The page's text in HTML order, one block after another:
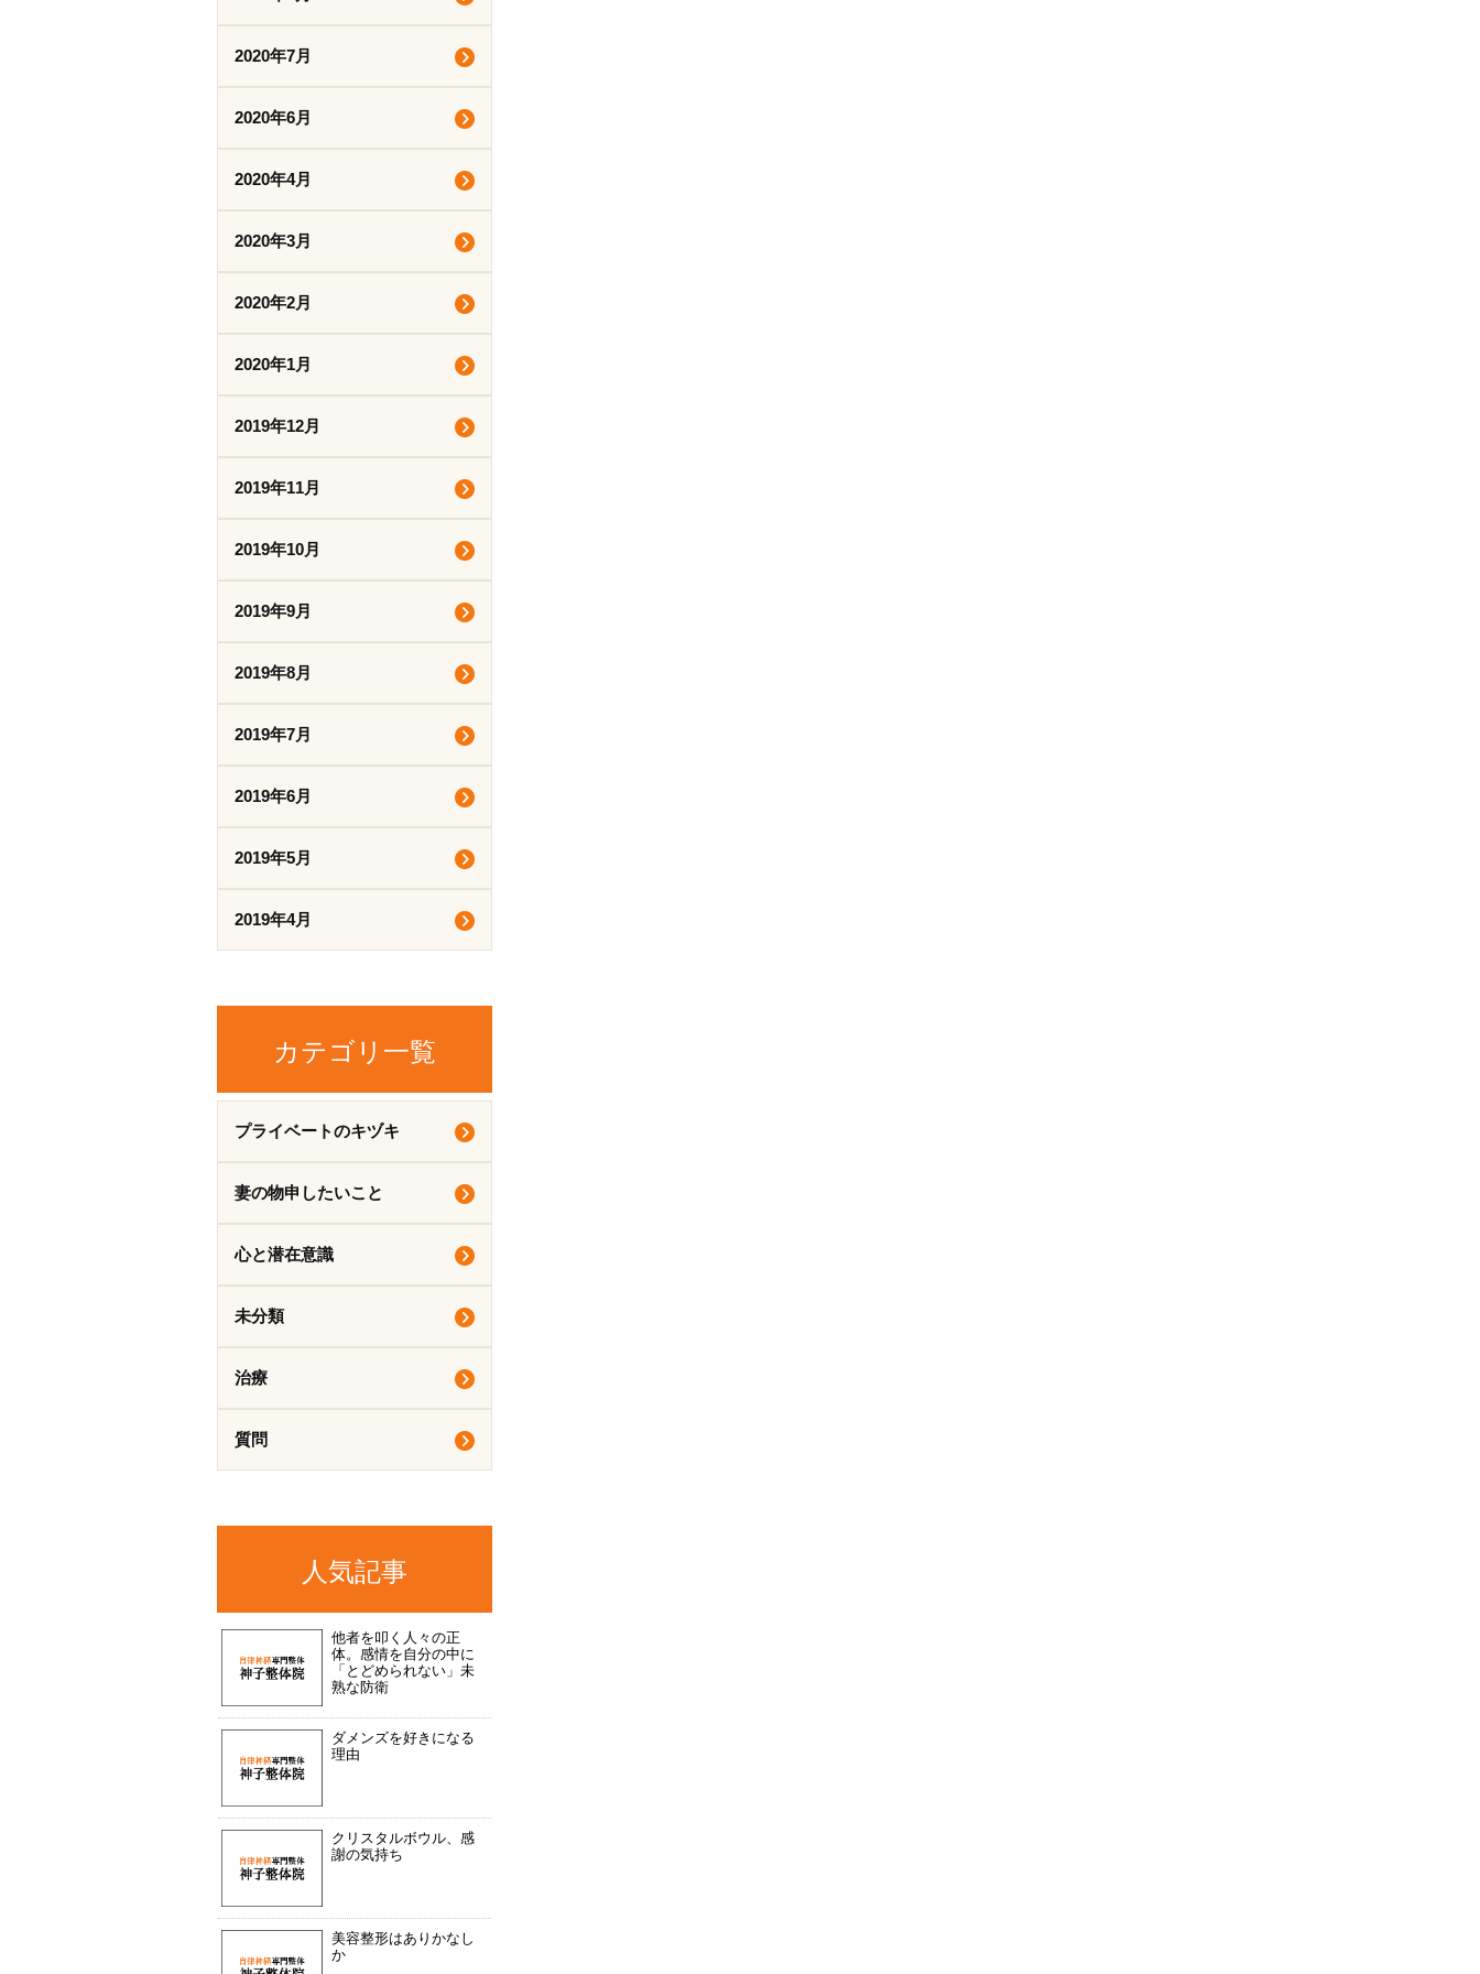
2020年7月
2020年6月
2020年4月
2020年3月
2020年2月
2020年1月
2019年12月
2019年11月
2019年10月
2019年9月
2019年8月
2019年7月
2019年6月
2019年5月
2019年4月
カテゴリ一覧
プライベートのキヅキ
妻の物申したいこと
心と潜在意識
未分類
治療
質問
人気記事
他者を叩く人々の正
体。感情を自分の中に
「とどめられない」未
熟な防衛
ダメンズを好きになる
理由
クリスタルボウル、感
謝の気持ち
美容整形はありかなし
か